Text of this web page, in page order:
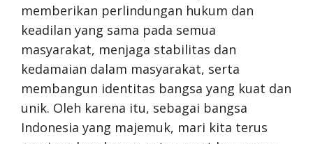
memberikan perlindungan hukum dan
keadilan yang sama pada semua
masyarakat, menjaga stabilitas dan
kedamaian dalam masyarakat, serta
membangun identitas bangsa yang kuat dan
unik. Oleh karena itu, sebagai bangsa
Indonesia yang majemuk, mari kita terus